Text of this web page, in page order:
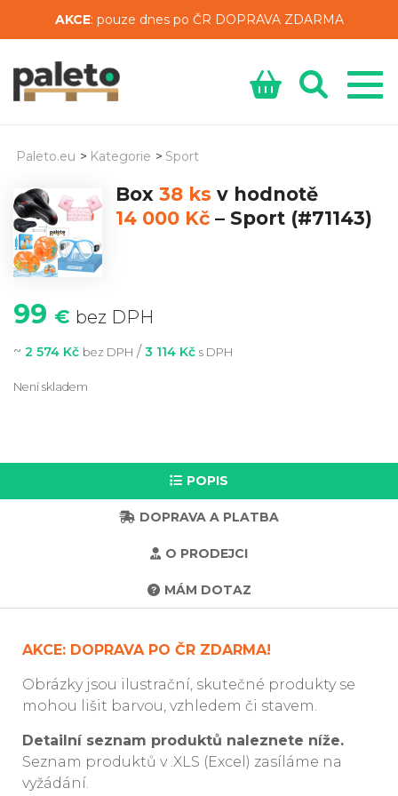
AKCE: pouze dnes po ČR DOPRAVA ZDARMA
Paleto.eu > Kategorie > Sport
Box 38 ks v hodnotě
14 000 Kč – Sport (#71143)
99 € bez DPH
~ 2 574 Kč bez DPH / 3 114 Kč s DPH
Není skladem
POPIS
DOPRAVA A PLATBA
O PRODEJCI
MÁM DOTAZ
AKCE: DOPRAVA PO ČR ZDARMA!
Obrázky jsou ilustrační, skutečné produkty se
mohou lišit barvou, vzhledem či stavem.
Detailní seznam produktů naleznete níže.
Seznam produktů v .XLS (Excel) zasíláme na
vyžádání.